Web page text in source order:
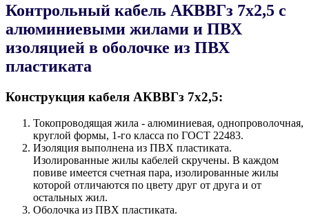
Контрольный кабель AКВВГз 7х2,5 с
алюминиевыми жилами и ПВХ
изоляцией в оболочке из ПВХ
пластиката
Конструкция кабеля AКВВГз 7х2,5:
Токопроводящая жила - алюминиевая, однопроволочная,
круглой формы, 1-го класса по ГОСТ 22483.
Изоляция выполнена из ПВХ пластиката.
Изолированные жилы кабелей скручены. В каждом
повиве имеется счетная пара, изолированные жилы
которой отличаются по цвету друг от друга и от
остальных жил.
Оболочка из ПВХ пластиката.